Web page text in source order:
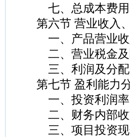
七、总成本费用
第六节 营业收入、
一、产品营业收
二、营业税金及
三、利润及分配
第七节 盈利能力
一、投资利润率
二、财务内部收益
三、项目投资现